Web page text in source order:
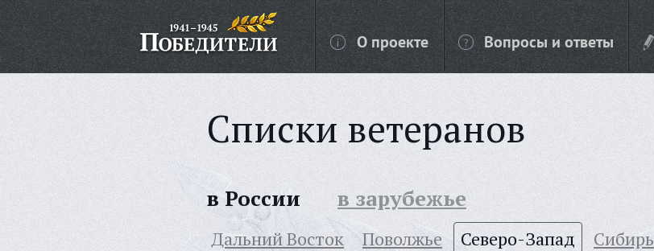
О проекте Вопросы и ответы
Списки ветеранов
в России в зарубежье
Дальний Восток Поволжье Северо-Запад Сибирь